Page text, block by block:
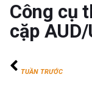
Công cụ
cặp AUD/
TUẦN TRƯỚC